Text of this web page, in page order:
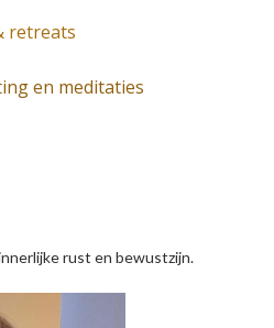
retreats
en meditaties
rust en bewustzijn.